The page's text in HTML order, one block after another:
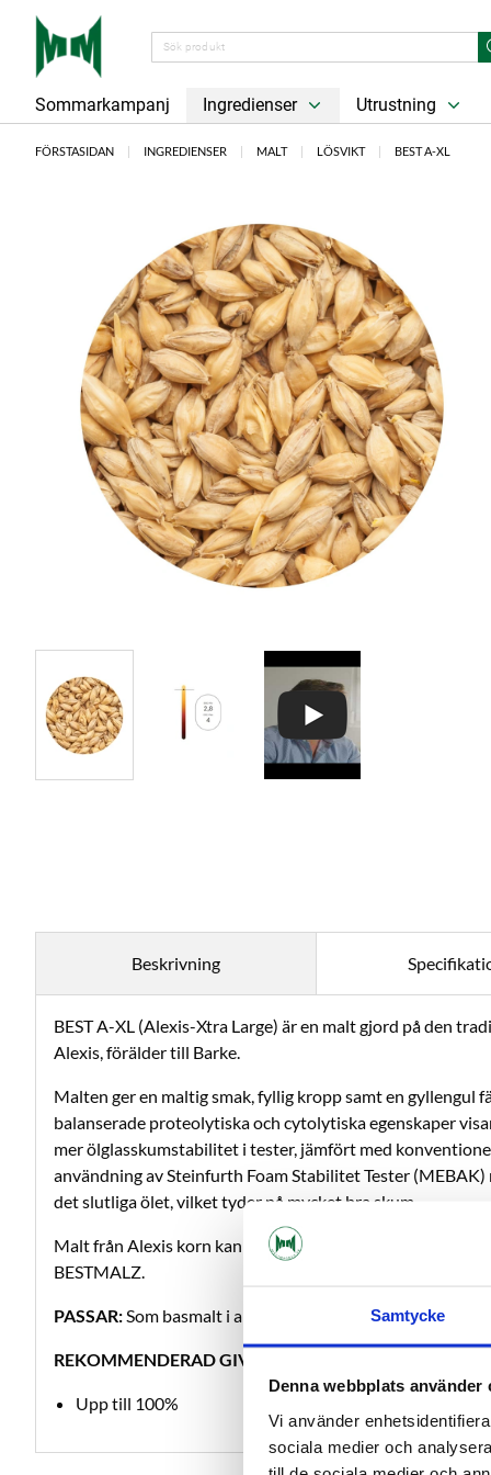
Samtycke
Denna webbplats använder
Vi använder
sociala medier och
Sommarkampanj Ingredienser Utrustning
FÖRSTASIDAN INGREDIENSER MALT LÖSVIKT BEST A-XL
Beskrivning
BEST A-XL (Alexis-Xtra Large) är en malt gjord på den
Alexis, förälder till Barke.
Malten ger en maltig smak, fyllig kropp samt en gyllengul
balanserade proteolytiska och cytolytiska egenskaper
mer ölglasskumstabilitet i tester, jämfört med
användning av Steinfurth Foam Stabilitet Tester
det slutliga ölet, vilket tyder på mycket bra skum.
Malt från Alexis korn kan användas upp till 100 % i
BESTMALZ.
PASSAR:Som basmalt i alla öltyper där man vill ha ett
REKOMMENDERAD GIVA:
Upp till 100%